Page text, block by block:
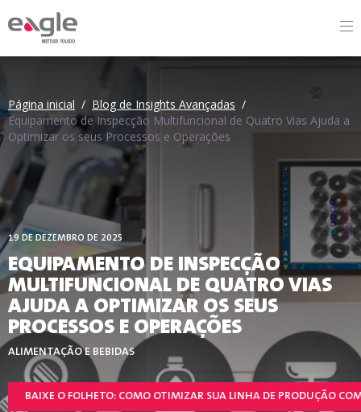
Página inicial / Blog de Insights Avançadas /
Equipamento de Inspecção Multifuncional de Quatro Vias Ajuda a
Optimizar os seus Processos e Operações
19 DE DEZEMBRO DE 2025
EQUIPAMENTO DE INSPECÇÃO
MULTIFUNCIONAL DE QUATRO VIAS
AJUDA A OPTIMIZAR OS SEUS
PROCESSOS E OPERAÇÕES
ALIMENTAÇÃO E BEBIDAS
BAIXE O FOLHETO: COMO OTIMIZAR SUA LINHA DE PRODUÇÃO